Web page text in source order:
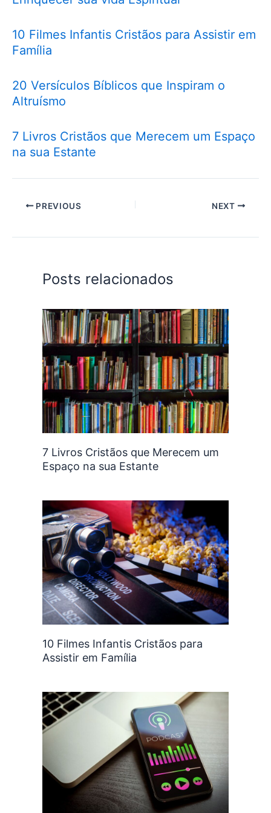
10 Filmes Infantis Cristãos para Assistir em
Família
20 Versículos Bíblicos que Inspiram o
Altruísmo
7 Livros Cristãos que Merecem um Espaço
na sua Estante
PREVIOUS NEXT
Posts relacionados
7 Livros Cristãos que Merecem um
Espaço na sua Estante
10 Filmes Infantis Cristãos para
Assistir em Família